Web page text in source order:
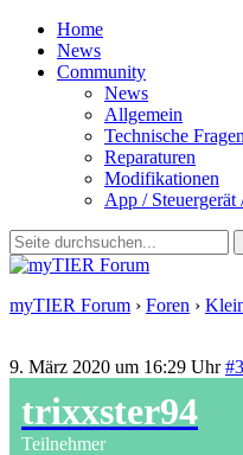
Home
News
Community
News
Allgemein
Technische Fragen
Reparaturen
Modifikationen
App /
myTIER Forum › Foren ›
9. März 2020 um 16:29 Uhr
trixxster94
Teilnehmer